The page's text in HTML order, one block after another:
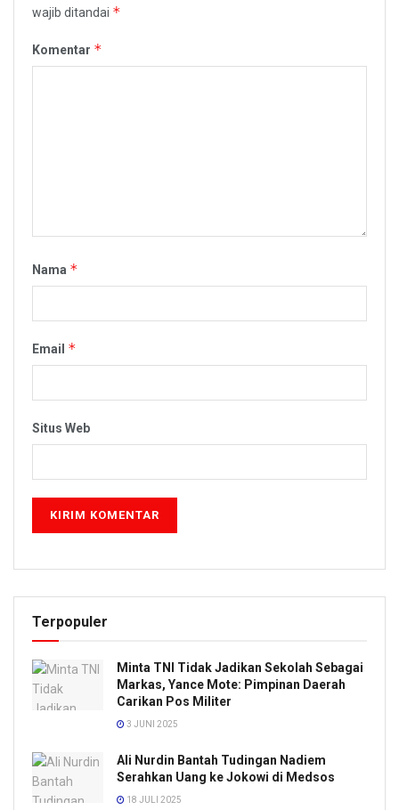
wajib ditandai *
Komentar *
Nama *
Email *
Situs Web
Terpopuler
Minta TNI Tidak Jadikan Sekolah Sebagai
Markas, Yance Mote: Pimpinan Daerah
Carikan Pos Militer
3 JUNI 2025
Ali Nurdin Bantah Tudingan Nadiem
Serahkan Uang ke Jokowi di Medsos
18 JULI 2025